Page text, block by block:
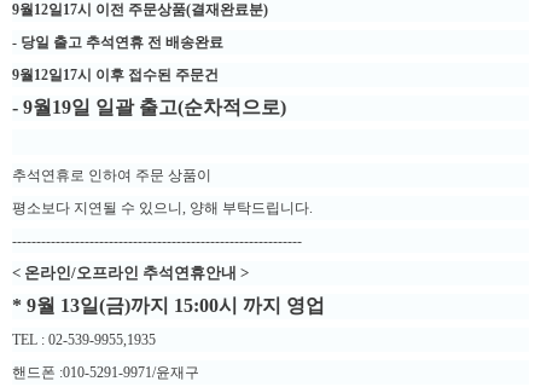
9월12일17시 이전 주문상품(결재완료분)
- 당일 출고 추석연휴 전 배송완료
9월12일17시 이후 접수된 주문건
- 9월19일 일괄 출고(순차적으로)
추석연휴로 인하여 주문 상품이
평소보다 지연될 수 있으니, 양해 부탁드립니다.
------------------------------------------------------------
< 온라인/오프라인 추석연휴안내 >
* 9월 13일(금)까지 15:00시 까지 영업
TEL : 02-539-9955,1935
핸드폰 :010-5291-9971/윤재구